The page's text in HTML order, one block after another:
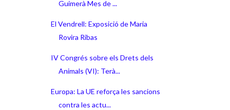
Guimerà Mes de ...
El Vendrell: Exposició de Maria
Rovira Ribas
IV Congrés sobre els Drets dels
Animals (VI): Terà...
Europa: La UE reforça les sancions
contra les actu...